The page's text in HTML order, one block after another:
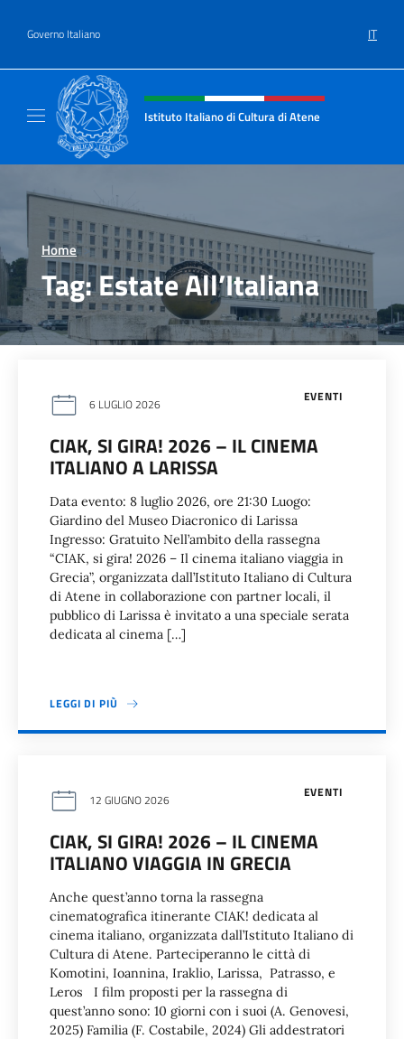
Governo Italiano IT
Intestazione sito, social e menù
Istituto Italiano di Cultura di Atene
Home >
Tag:Estate All’Italiana
EVENTI
6 LUGLIO 2026
CIAK, SI GIRA! 2026 – IL CINEMA
ITALIANO A LARISSA
Data evento: 8 luglio 2026, ore 21:30 Luogo:
Giardino del Museo Diacronico di Larissa
Ingresso: Gratuito Nell’ambito della rassegna
“CIAK, si gira! 2026 – Il cinema italiano viaggia in
Grecia”, organizzata dall’Istituto Italiano di Cultura
di Atene in collaborazione con partner locali, il
pubblico di Larissa è invitato a una speciale serata
dedicata al cinema […]
LEGGI DI PIÙ
EVENTI
12 GIUGNO 2026
CIAK, SI GIRA! 2026 – IL CINEMA
ITALIANO VIAGGIA IN GRECIA
Anche quest’anno torna la rassegna
cinematografica itinerante CIAK! dedicata al
cinema italiano, organizzata dall’Istituto Italiano di
Cultura di Atene. Parteciperanno le città di
Komotini, Ioannina, Iraklio, Larissa, Patrasso, e
Leros I film proposti per la rassegna di
quest’anno sono: 10 giorni con i suoi (A. Genovesi,
2025) Familia (F. Costabile, 2024) Gli addestratori